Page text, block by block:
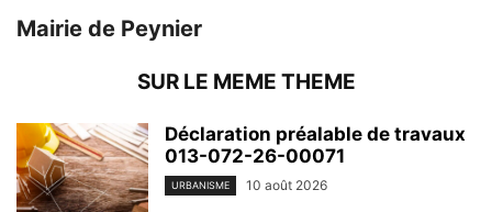
Mairie de Peynier
SUR LE MEME THEME
Déclaration préalable de travaux
013-072-26-00071
URBANISME 10 août 2026